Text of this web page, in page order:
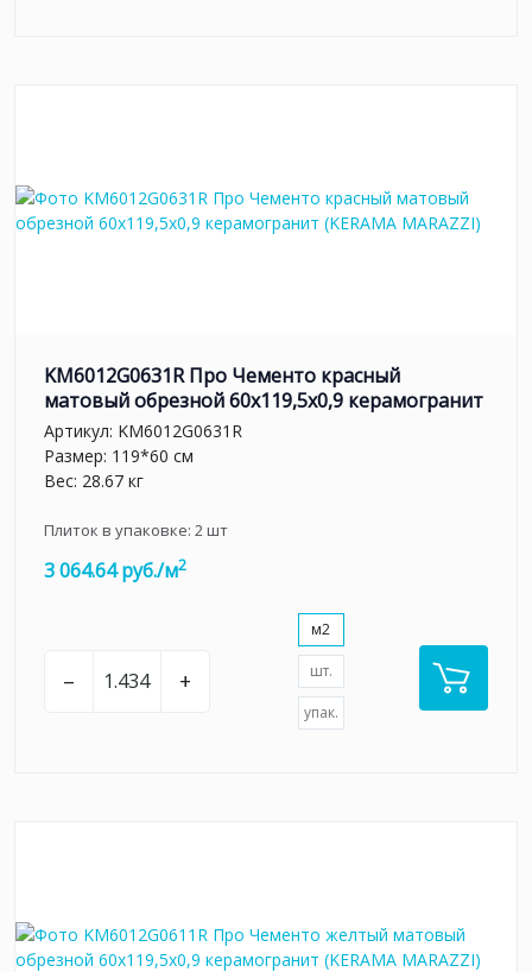
KM6012G0631R Про Чементо красный
матовый обрезной 60х119,5x0,9 керамогранит
Артикул: KM6012G0631R
Размер: 119*60 см
Вес: 28.67 кг
Плиток в упаковке: 2шт
3 064.64 руб./м2
– +
м2
шт.
упак.